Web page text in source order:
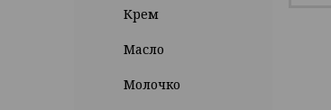
Крем
Масло
Молочко